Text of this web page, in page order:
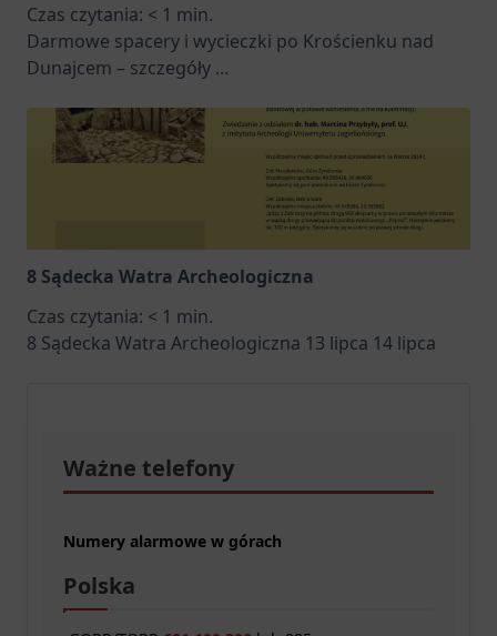
Czas czytania: < 1 min.
Darmowe spacery i wycieczki po Krościenku nad
Dunajcem – szczegóły ...
8 Sądecka Watra Archeologiczna
Czas czytania: < 1 min.
8 Sądecka Watra Archeologiczna 13 lipca 14 lipca
Ważne telefony
Numery alarmowe w górach
Polska